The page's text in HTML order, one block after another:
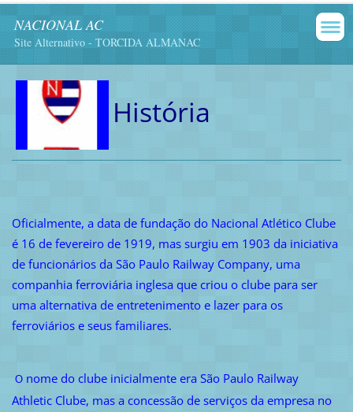
NACIONAL AC
Site Alternativo - TORCIDA ALMANAC
História
Oficialmente, a data de fundação do Nacional Atlético Clube
é 16 de fevereiro de 1919, mas surgiu em 1903 da iniciativa
de funcionários da São Paulo Railway Company, uma
companhia ferroviária inglesa que criou o clube para ser
uma alternativa de entretenimento e lazer para os
ferroviários e seus familiares.
O nome do clube inicialmente era São Paulo Railway
Athletic Clube, mas a concessão de serviços da empresa no